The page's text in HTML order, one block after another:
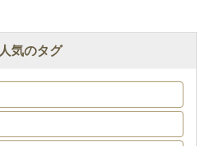
人気のタグ